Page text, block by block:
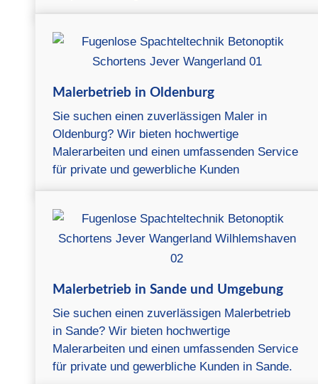
Malerbetrieb in Oldenburg
Sie suchen einen zuverlässigen Maler in
Oldenburg? Wir bieten hochwertige
Malerarbeiten und einen umfassenden Service
für private und gewerbliche Kunden
Malerbetrieb in Sande und Umgebung
Sie suchen einen zuverlässigen Malerbetrieb
in Sande? Wir bieten hochwertige
Malerarbeiten und einen umfassenden Service
für private und gewerbliche Kunden in Sande.